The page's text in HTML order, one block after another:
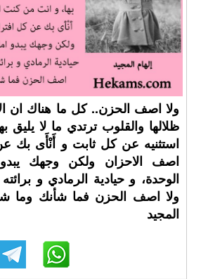
ولا اصف الحزن.. كل ما هناك ان
ظلالها والقلوب ترتدي ما لا
استثنيه عن كل ثابت و أَنْأَى بك
اصف الاحزان ولكن وجهك
الوحدة، و حيادية الرمادي و
ولا اصف الحزن فما شأنك وما
المجيد